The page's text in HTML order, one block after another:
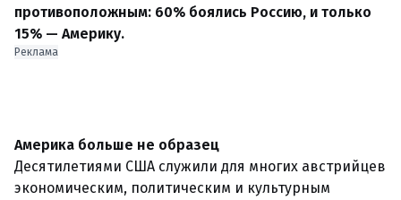
противоположным: 60% боялись Россию, и только
15% — Америку.
Реклама
Америка больше не образец
Десятилетиями США служили для многих австрийцев
экономическим, политическим и культурным